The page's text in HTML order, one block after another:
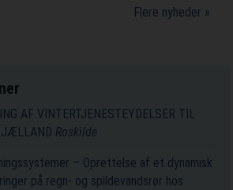
Flere nyheder »
AF VINTERTJENESTEYDELSER TIL
Roskilde
– Oprettelse af et dynamisk
på regn- og spildevandsrør hos